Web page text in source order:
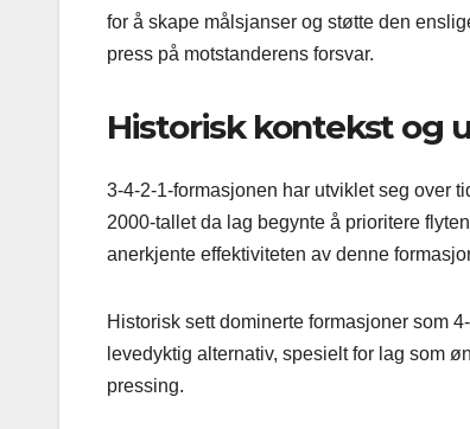
for å skape målsjanser og støtte den
press på motstanderens forsvar.
Historisk kontekst og
3-4-2-1-formasjonen har utviklet seg over
2000-tallet da lag begynte å prioritere
anerkjente effektiviteten av denne
Historisk sett dominerte formasjoner som
levedyktig alternativ, spesielt for lag som
pressing.